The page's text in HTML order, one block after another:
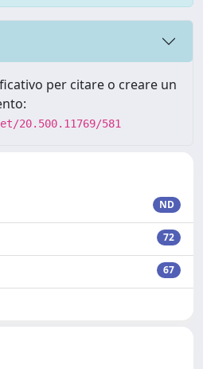
per citare o creare un
20.500.11769/581
ND
72
67